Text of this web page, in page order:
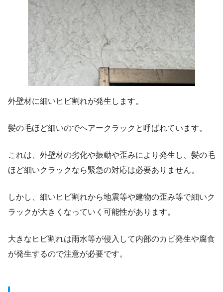
外壁材に細いヒビ割れが発生します。
髪の毛ほど細いのでヘアークラックと呼ばれています。
これは、外壁材の劣化や振動や歪みにより発生し、髪の毛
ほど細いクラックなら緊急の対応は必要ありません。
しかし、細いヒビ割れから地震等や建物の歪み等で細いク
ラックが大きくなっていく可能性があります。
大きなヒビ割れは雨水等が侵入して内部のカビ発生や腐食
が発生するので注意が必要です。